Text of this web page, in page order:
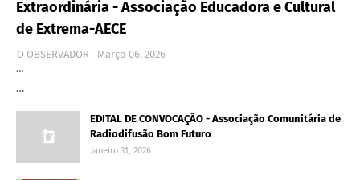
Extraordinária - Associação Educadora e Cultural
de Extrema-AECE
O OBSERVADOR
Março 06, 2026
…
…
EDITAL DE CONVOCAÇÃO - Associação Comunitária de
Radiodifusão Bom Futuro
Janeiro 31, 2026